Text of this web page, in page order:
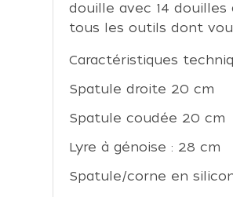
douille avec 14
tous les outils dont
Caractéristiques
Spatule droite 20 cm
Spatule coudée 20 cm
Lyre à génoise : 28 cm
Spatule/corne en